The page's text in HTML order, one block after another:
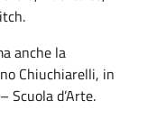
anche la
Chiuchiarelli, in
Scuola d’Arte.